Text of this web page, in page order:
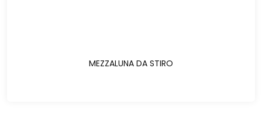
MEZZALUNA DA STIRO